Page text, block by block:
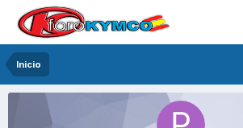
Inicio